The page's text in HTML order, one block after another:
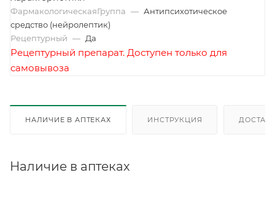
ФармакологическаяГруппа — Антипсихотическое
средство (нейролептик)
Рецептурный — Да
Рецептурный препарат. Доступен только для
самовывоза
НАЛИЧИЕ В АПТЕКАХ ИНСТРУКЦИЯ
Наличие в аптеках